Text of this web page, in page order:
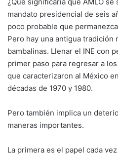
mandato presidencial de seis
poco probable que
Pero hay una antigua tradición
bambalinas. Llenar el INE con
primer paso para regresar a
que caracterizaron al México
décadas de 1970 y 1980.
Pero también implica un
maneras importantes.
La primera es el papel cada